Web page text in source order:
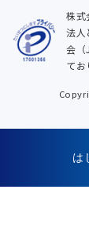
株式
法人
会（
てお
は